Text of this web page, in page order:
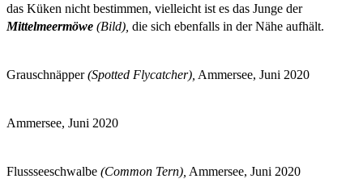
das Küken nicht bestimmen, vielleicht ist es das Junge der
Mittelmeermöwe (Bild), die sich ebenfalls in der Nähe aufhält.
Grauschnäpper(Spotted Flycatcher), Ammersee, Juni 2020
Ammersee, Juni 2020
Flussseeschwalbe (Common Tern), Ammersee, Juni 2020